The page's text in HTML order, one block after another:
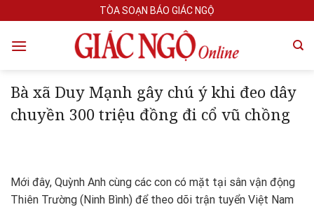
to
content
TÒA SOẠN BÁO GIÁC NGỘ
Bà xã Duy Mạnh gây chú ý khi đeo dây
chuyền 300 triệu đồng đi cổ vũ chồng
Mới đây, Quỳnh Anh cùng các con có mặt tại sân vận động
Thiên Trường (Ninh Bình) để theo dõi trận tuyển Việt Nam